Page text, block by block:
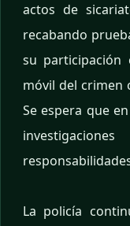
actos de
recabando
su participación
móvil del crimen
Se espera que
La policía